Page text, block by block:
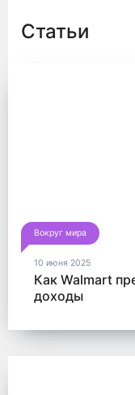
Статьи
Вокруг мира
10 июня 2025
Как Walmart
доходы